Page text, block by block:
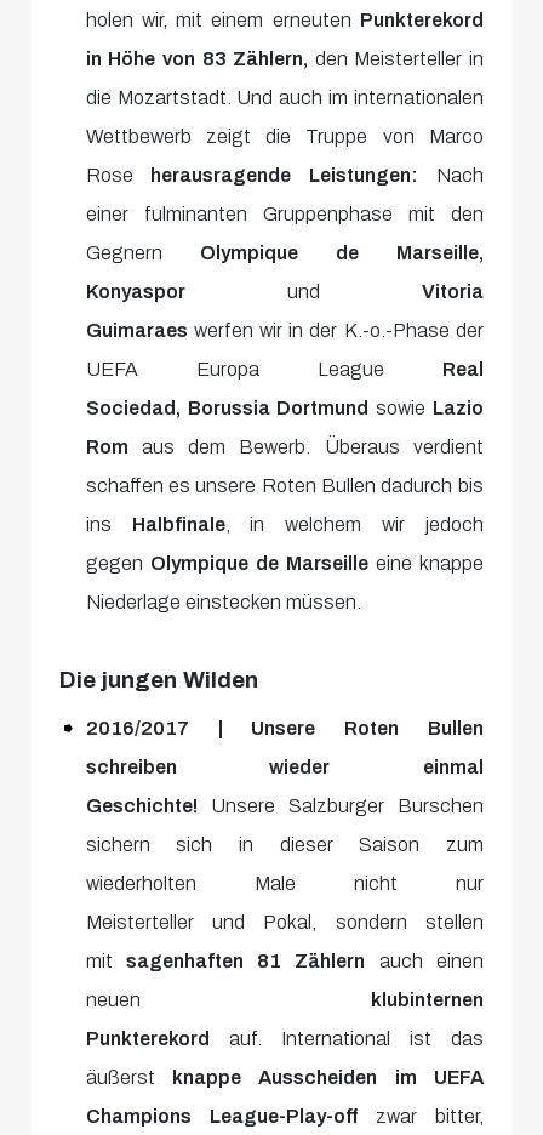
holen wir, mit einem erneuten Punkterekord
in Höhe von 83 Zählern, den Meisterteller in
die Mozartstadt. Und auch im internationalen
Wettbewerb zeigt die Truppe von Marco
Rose herausragende Leistungen:
Nach
einer fulminanten Gruppenphase mit den
Gegnern Olympique de Marseille,
Konyasporund Vitoria
Guimaraes werfen wir in der K.-o.-Phase der
UEFA Europa League Real
Sociedad, Borussia Dortmund sowie Lazio
Rom aus dem Bewerb. Überaus verdient
schaffen es unsere Roten Bullen dadurch bis
ins Halbfinale, in welchem wir jedoch
gegen Olympique de Marseilleeine knappe
Niederlage einstecken müssen.
Die jungen Wilden
2016/2017 | Unsere Roten Bullen
schreiben wieder einmal
Geschichte! Unsere Salzburger Burschen
sichern sich in dieser Saison zum
wiederholten Male nicht nur
Meisterteller und Pokal, sondern stellen
mitsagenhaften 81 Zählern auch einen
neuen
klubinternen
Punkterekord
auf. International ist das
äußerst
knappe Ausscheiden im UEFA
Champions League-Play-offzwar bitter,